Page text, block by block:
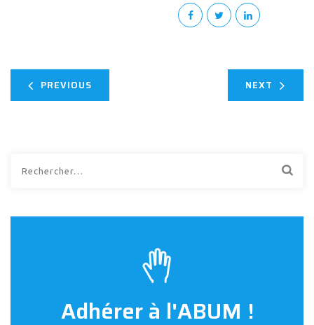
PREVIOUS NEXT
Adhérer à l'ABUM !